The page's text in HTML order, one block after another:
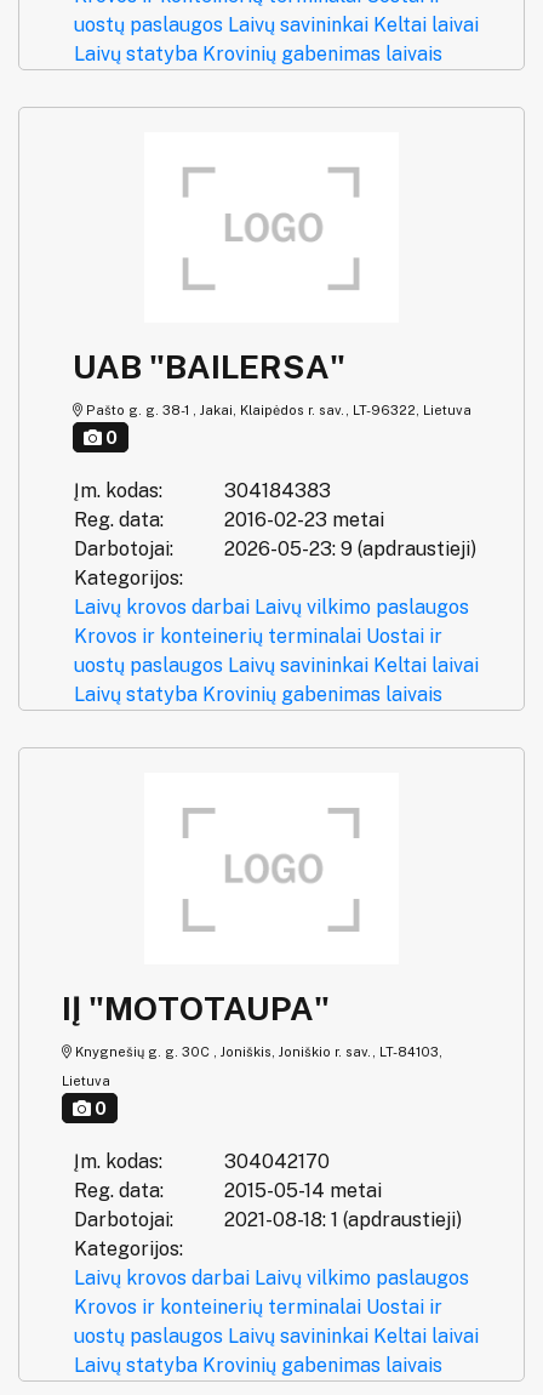
uostų paslaugos Laivų savininkai Keltai laivai
Laivų statyba Krovinių gabenimas laivais
UAB "BAILERSA"
Pašto g. g. 38-1 , Jakai, Klaipėdos r. sav., LT-96322, Lietuva
0
Įm. kodas:
304184383
Reg. data:
2016-02-23 metai
Darbotojai:
2026-05-23: 9 (apdraustieji)
Kategorijos:
Laivų krovos darbai Laivų vilkimo paslaugos
Krovos ir konteinerių terminalai Uostai ir
uostų paslaugos Laivų savininkai Keltai laivai
Laivų statyba Krovinių gabenimas laivais
IĮ "MOTOTAUPA"
Knygnešių g. g. 30C , Joniškis, Joniškio r. sav., LT-84103,
Lietuva
0
Įm. kodas:
304042170
Reg. data:
2015-05-14 metai
Darbotojai:
2021-08-18: 1 (apdraustieji)
Kategorijos:
Laivų krovos darbai Laivų vilkimo paslaugos
Krovos ir konteinerių terminalai Uostai ir
uostų paslaugos Laivų savininkai Keltai laivai
Laivų statyba Krovinių gabenimas laivais